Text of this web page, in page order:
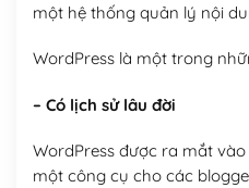
một hệ thống quản lý nội
WordPress là một trong
– Có lịch sử lâu đời
WordPress được ra mắt
một công cụ cho các